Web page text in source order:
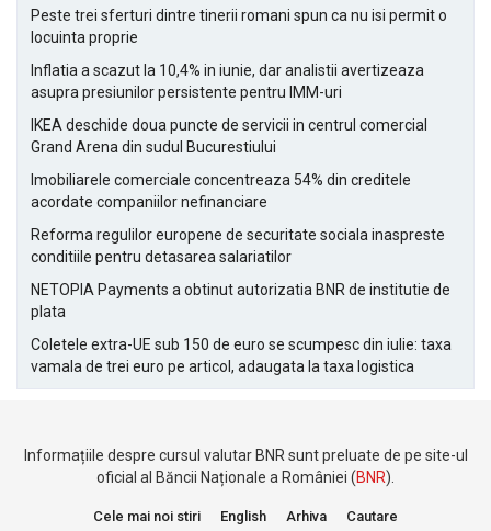
Peste trei sferturi dintre tinerii romani spun ca nu isi permit o
locuinta proprie
Inflatia a scazut la 10,4% in iunie, dar analistii avertizeaza
asupra presiunilor persistente pentru IMM-uri
IKEA deschide doua puncte de servicii in centrul comercial
Grand Arena din sudul Bucurestiului
Imobiliarele comerciale concentreaza 54% din creditele
acordate companiilor nefinanciare
Reforma regulilor europene de securitate sociala inaspreste
conditiile pentru detasarea salariatilor
NETOPIA Payments a obtinut autorizatia BNR de institutie de
plata
Coletele extra-UE sub 150 de euro se scumpesc din iulie: taxa
vamala de trei euro pe articol, adaugata la taxa logistica
Informațiile despre cursul valutar BNR sunt preluate de pe site-ul
oficial al Băncii Naționale a României (BNR).
Cele mai noi stiri English Arhiva Cautare